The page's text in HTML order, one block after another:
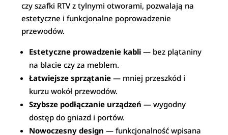
czy szafki RTV z tylnymi otworami, pozwalają na
estetyczne i funkcjonalne poprowadzenie
przewodów.
Estetyczne prowadzenie kabli — bez plątaniny
na blacie czy za meblem.
Łatwiejsze sprzątanie — mniej przeszkód i
kurzu wokół przewodów.
Szybsze podłączanie urządzeń — wygodny
dostęp do gniazd i portów.
Nowoczesny design — funkcjonalność wpisana